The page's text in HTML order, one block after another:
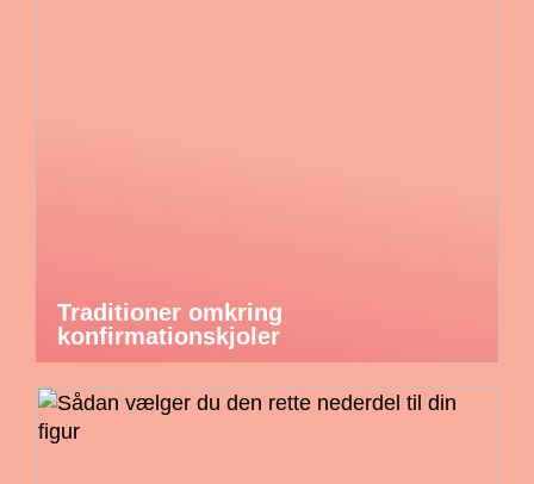
Traditioner omkring
konfirmationskjoler